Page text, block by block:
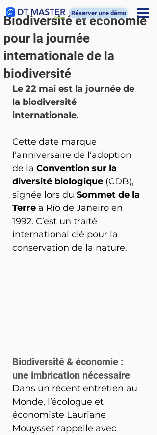
Réserver une démo
Biodiversité et économie
pour la journée
internationale de la
biodiversité
Le 22 mai est la journée de
la biodiversité
internationale.
Cette date marque
l’anniversaire de l’adoption
de la Convention sur la
diversité biologique (CDB),
signée lors du Sommet de la
Terre à Rio de Janeiro en
1992. C’est un traité
international clé pour la
conservation de la nature.
Biodiversité & économie :
une imbrication nécessaire
Dans un récent entretien au
Monde, l’écologue et
économiste Lauriane
Mouysset rappelle avec